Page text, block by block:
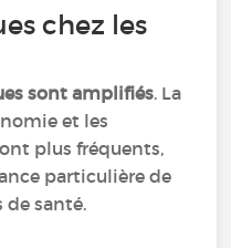
chez les
sont amplifiés. La
et les
plus fréquents,
particulière de
de santé.